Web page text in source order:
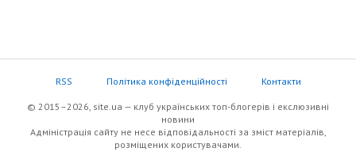
RSS Політика конфіденційності Контакти
© 2015–2026, site.ua — клуб українських топ-блогерів i екслюзивнi
новини
Адміністрація сайту не несе відповідальності за зміст матеріалів,
розміщених користувачами.